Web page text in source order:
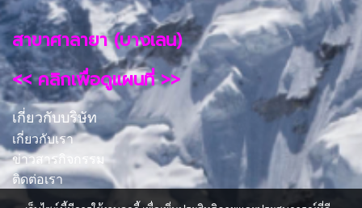
สาขาศาลายา (บางเลน)
<< คลิกเพื่อดูแผนที่ >>
เกี่ยวกับบริษัท
เกี่ยวกับเรา
ข่าวสารกิจกรรม
ติดต่อเรา